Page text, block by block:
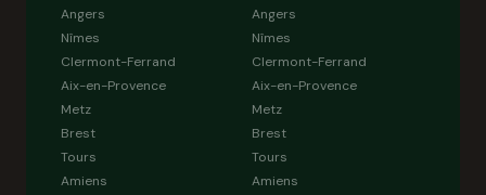
Angers
Nîmes
Clermont-Ferrand
Aix-en-Provence
Metz
Brest
Tours
Amiens
Angers
Nîmes
Clermont-Ferrand
Aix-en-Provence
Metz
Brest
Tours
Amiens